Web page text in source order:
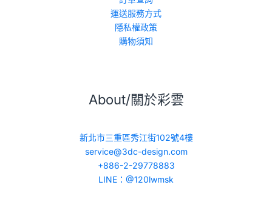
運送服務方式
隱私權政策
購物須知
About/關於彩雲
新北市三重區秀江街102號4樓
service@3dc-design.com
+886-2-29778883
LINE：@120lwmsk